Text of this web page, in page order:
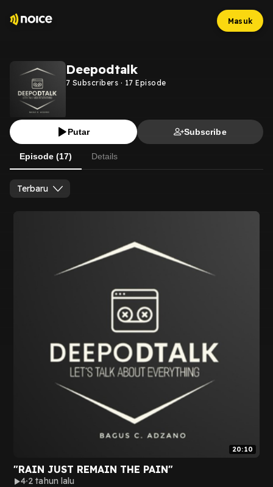
Masuk
Deepodtalk
7 Subscribers · 17 Episode
Putar Subscribe
Episode (17) Details
Terbaru
20:10
"RAIN JUST REMAIN THE PAIN"
4 2 tahun lalu